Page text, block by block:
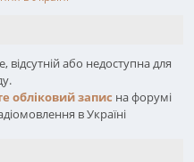
або недоступна для
обліковий запис на форумі
в Україні